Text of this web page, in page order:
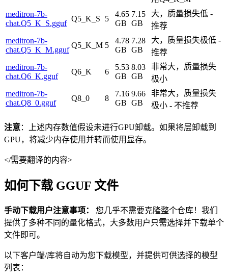
meditron-7b-
chat.Q5_K_S.gguf
Q5_K_S 5
4.65
GB
7.15
GB
大，质量损失低 -
推荐
meditron-7b-
chat.Q5_K_M.gguf
Q5_K_M 5
4.78
GB
7.28
GB
大，质量损失极低 -
推荐
meditron-7b-
chat.Q6_K.gguf
Q6_K 6
5.53
GB
8.03
GB
非常大，质量损失
极小
meditron-7b-
chat.Q8_0.gguf
Q8_0 8
7.16
GB
9.66
GB
非常大，质量损失
极小 - 不推荐
注意：上述内存数值假设未进行GPU卸载。如果将层卸载到
GPU，将减少内存使用并转而使用显存。
</需要翻译的内容>
如何下载 GGUF 文件
手动下载用户注意事项：
您几乎不需要克隆整个仓库！我们
提供了多种不同的量化格式，大多数用户只需选择并下载单个
文件即可。
以下客户端/库将自动为您下载模型，并提供可供选择的模型
列表：